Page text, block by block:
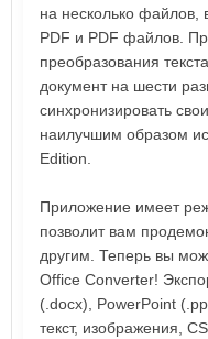
на несколько файлов,
PDF и PDF файлов.
преобразования
документ на шести
синхронизировать
наилучшим образом
Edition.
Приложение имеет
позволит вам
другим. Теперь вы
Office Converter!
(.docx), PowerPoint
текст, изображения,